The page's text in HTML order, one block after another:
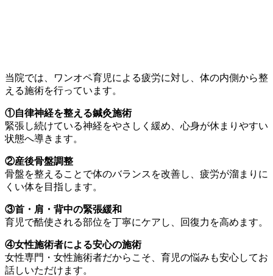
当院では、ワンオペ育児による疲労に対し、体の内側から整
える施術を行っています。
①自律神経を整える鍼灸施術
緊張し続けている神経をやさしく緩め、心身が休まりやすい
状態へ導きます。
②産後骨盤調整
骨盤を整えることで体のバランスを改善し、疲労が溜まりに
くい体を目指します。
③首・肩・背中の緊張緩和
育児で酷使される部位を丁寧にケアし、回復力を高めます。
④女性施術者による安心の施術
女性専門・女性施術者だからこそ、育児の悩みも安心してお
話しいただけます。